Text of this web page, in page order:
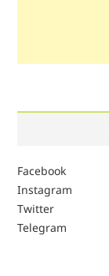
Facebook
Instagram
Twitter
Telegram